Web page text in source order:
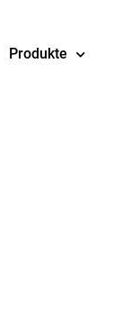
Produkte